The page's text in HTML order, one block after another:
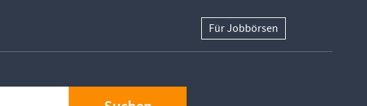
Für Jobbörsen